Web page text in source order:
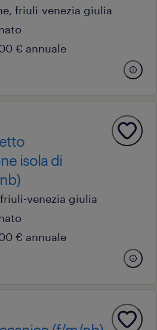
friuli-venezia giulia
€ annuale
isola di
venezia giulia
€ annuale